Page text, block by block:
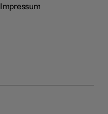
Impressum